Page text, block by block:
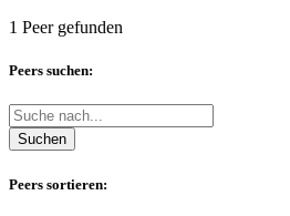
1 Peer gefunden
Peers suchen:
Suchen
Peers sortieren: